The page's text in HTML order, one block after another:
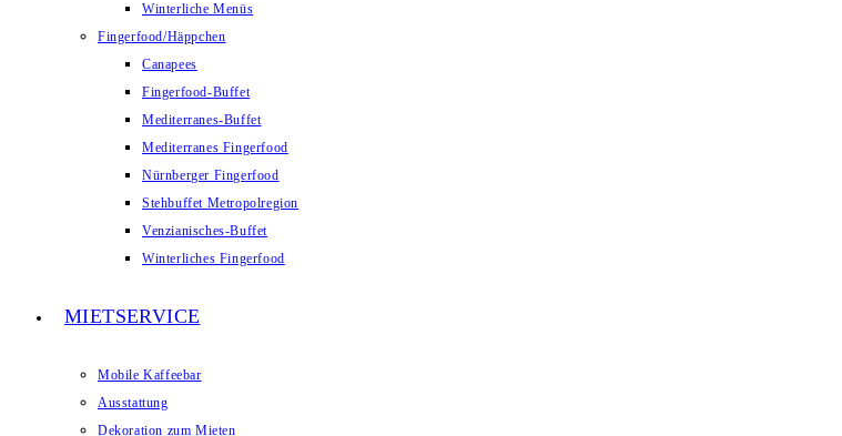
Winterliche Menüs
Fingerfood/Häppchen
Canapees
Fingerfood-Buffet
Mediterranes-Buffet
Mediterranes Fingerfood
Nürnberger Fingerfood
Stehbuffet Metropolregion
Venzianisches-Buffet
Winterliches Fingerfood
MIETSERVICE
Mobile Kaffeebar
Ausstattung
Dekoration zum Mieten